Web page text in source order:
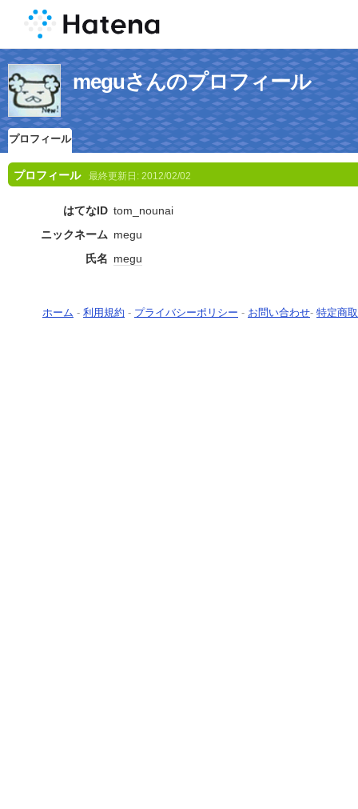
meguさんのプロフィール
プロフィール
プロフィール 最終更新日: 2012/02/02
はてなID tom_nounai
ニックネーム megu
氏名 megu
ホーム - 利用規約 - プライバシーポリシー - お問い合わせ- 特定商